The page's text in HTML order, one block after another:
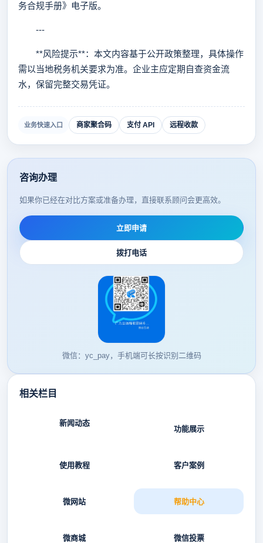
务合规手册》电子版。
---
**风险提示**：本文内容基于公开政策整理，具体操作
需以当地税务机关要求为准。企业主应定期自查资金流
水，保留完整交易凭证。
业务快速入口 商家聚合码 支付 API 远程收款
咨询办理
如果你已经在对比方案或准备办理，直接联系顾问会更高效。
立即申请
拨打电话
微信：yc_pay，手机端可长按识别二维码
相关栏目
新闻动态
功能展示
使用教程 客户案例
微网站 帮助中心
微商城 微信投票